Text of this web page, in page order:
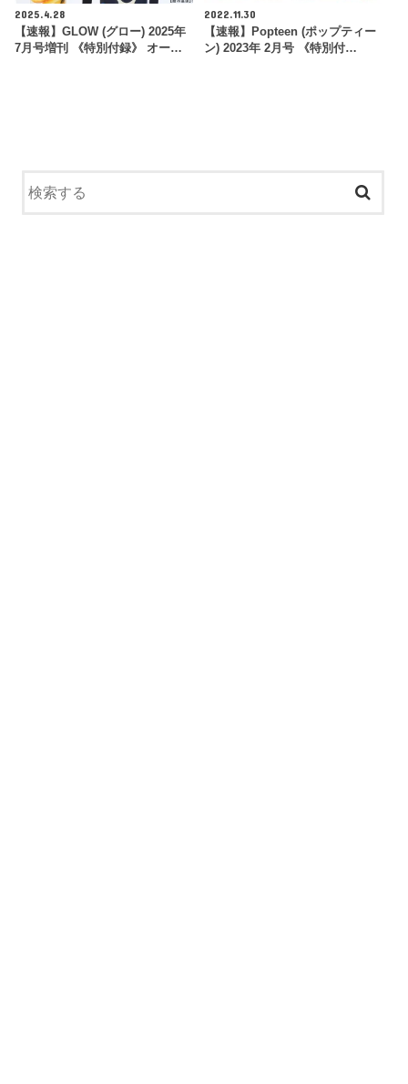
2025.4.28
【速報】GLOW (グロー) 2025年
7月号増刊 《特別付録》 オー…
2022.11.30
【速報】Popteen (ポップティー
ン) 2023年 2月号 《特別付…